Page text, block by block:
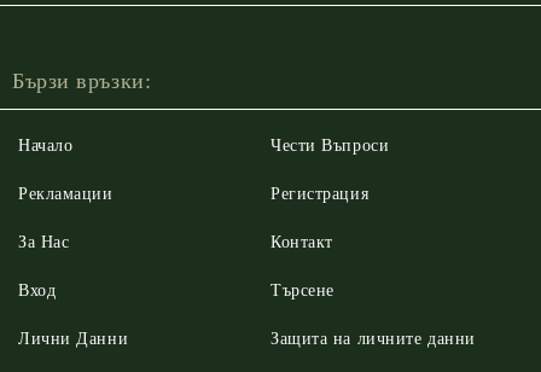
Бързи връзки:
Начало
Рекламации
За Нас
Вход
Чести Въпроси
Регистрация
Контакт
Търсене
Лични Данни Защита на личните данни